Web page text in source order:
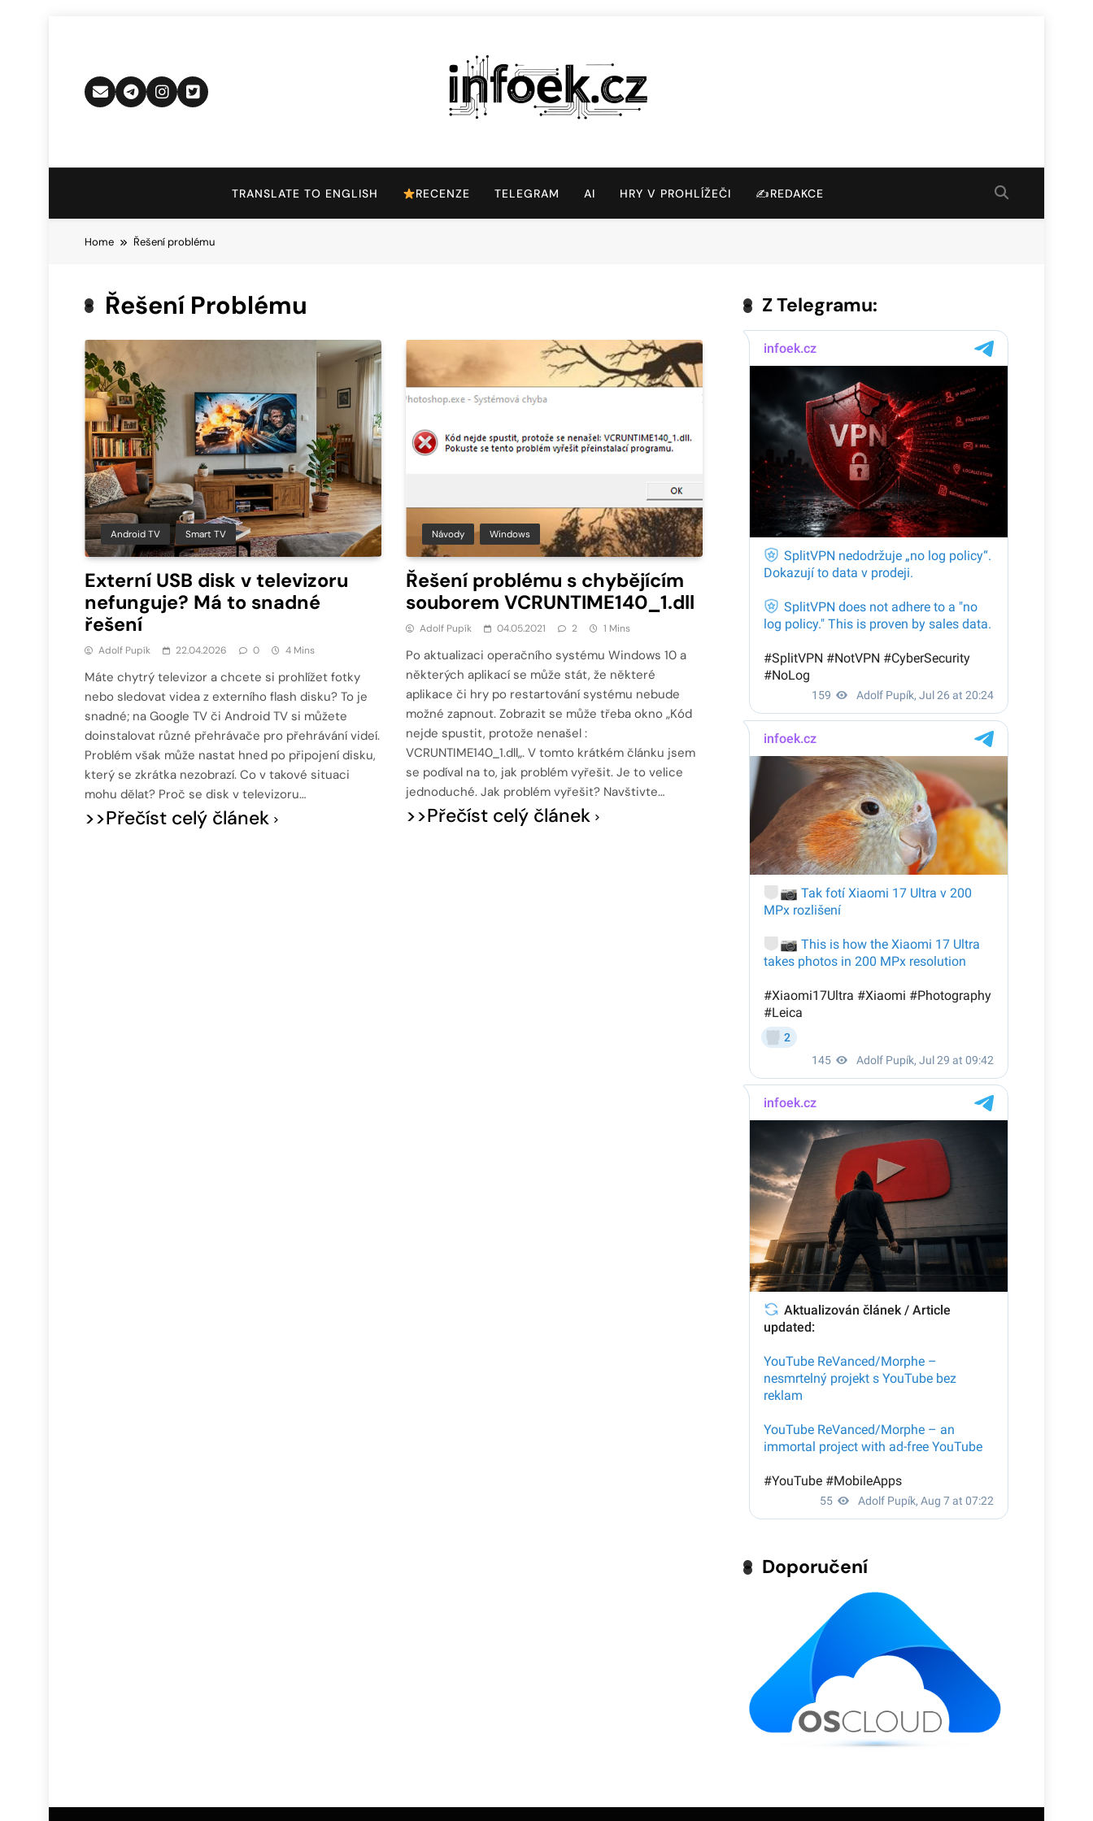
Infoek.cz
TRANSLATE TO ENGLISH RECENZE TELEGRAM AI HRY V PROHLÍŽEČI ✍️REDAKCE
Home Řešení problému
Řešení Problému
Android TV Smart TV
Externí USB disk v televizoru
nefunguje? Má to snadné
řešení
Adolf Pupík 22.04.2026 0 4 Mins
Máte chytrý televizor a chcete si prohlížet fotky
nebo sledovat videa z externího flash disku? To je
snadné; na Google TV či Android TV si můžete
doinstalovat různé přehrávače pro přehrávání videí.
Problém však může nastat hned po připojení disku,
který se zkrátka nezobrazí. Co v takové situaci
mohu dělat? Proč se disk v televizoru…
>>Přečíst celý článek
Návody Windows
Řešení problému s chybějícím
souborem VCRUNTIME140_1.dll
Adolf Pupík 04.05.2021 2 1 Mins
Po aktualizaci operačního systému Windows 10 a
některých aplikací se může stát, že některé
aplikace či hry po restartování systému nebude
možné zapnout. Zobrazit se může třeba okno „Kód
nejde spustit, protože nenašel :
VCRUNTIME140_1.dll„. V tomto krátkém článku jsem
se podíval na to, jak problém vyřešit. Je to velice
jednoduché. Jak problém vyřešit? Navštivte…
>>Přečíst celý článek
Z Telegramu:
Doporučení